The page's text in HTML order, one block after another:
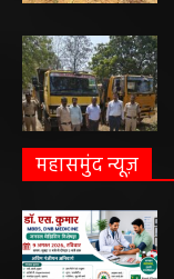
महासमुंद न्यूज़